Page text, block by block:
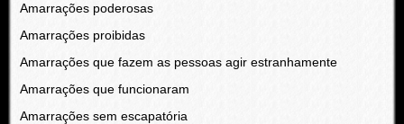
Amarrações poderosas
Amarrações proibidas
Amarrações que fazem as pessoas agir estranhamente
Amarrações que funcionaram
Amarrações sem escapatória